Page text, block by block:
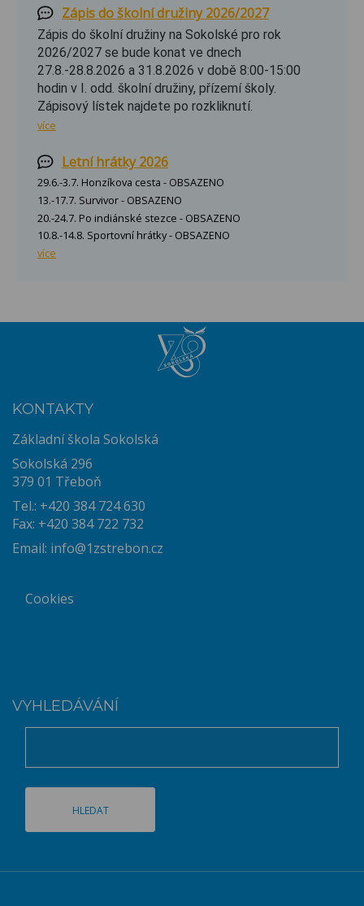
Zápis do školní družiny 2026/2027
Zápis do školní družiny na Sokolské pro rok
2026/2027 se bude konat ve dnech
27.8.-28.8.2026 a 31.8.2026 v době 8:00-15:00
hodin v I. odd. školní družiny, přízemí školy.
Zápisový lístek najdete po rozkliknutí.
více
Letní hrátky 2026
29.6.-3.7. Honzíkova cesta - OBSAZENO
13.-17.7. Survivor - OBSAZENO
20.-24.7. Po indiánské stezce - OBSAZENO
10.8.-14.8. Sportovní hrátky - OBSAZENO
více
KONTAKTY
Základní škola Sokolská
Sokolská 296
379 01 Třeboň
Tel.: +420 384 724 630
Fax: +420 384 722 732
Email: info@1zstrebon.cz
Cookies
VYHLEDÁVÁNÍ